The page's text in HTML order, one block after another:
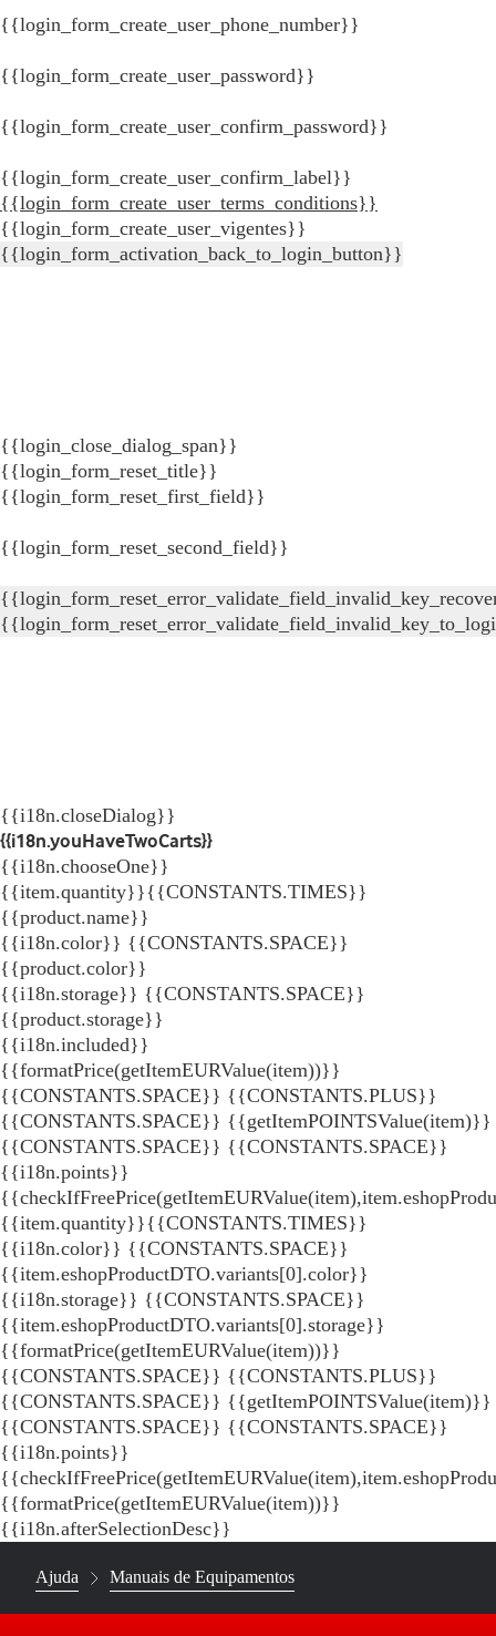
{{login_form_create_user_phone_number}}
{{login_form_create_user_password}}
{{login_form_create_user_confirm_password}}
{{login_form_create_user_confirm_label}}
{{login_form_create_user_terms_conditions}}
{{login_form_create_user_vigentes}}
{{login_form_activation_back_to_login_button}}
{{login_close_dialog_span}}
{{login_form_reset_title}}
{{login_form_reset_first_field}}
{{login_form_reset_second_field}}
{{i18n.closeDialog}}
{{i18n.youHaveTwoCarts}}
{{i18n.chooseOne}}
{{item.quantity}}{{CONSTANTS.TIMES}}
{{product.name}}
{{i18n.color}} {{CONSTANTS.SPACE}}
{{product.color}}
{{i18n.storage}} {{CONSTANTS.SPACE}}
{{product.storage}}
{{i18n.included}}
{{formatPrice(getItemEURValue(item))}}
{{CONSTANTS.SPACE}} {{CONSTANTS.PLUS}}
{{CONSTANTS.SPACE}} {{getItemPOINTSValue(item)}}
{{CONSTANTS.SPACE}} {{CONSTANTS.SPACE}}
{{i18n.points}}
{{item.quantity}}{{CONSTANTS.TIMES}}
{{i18n.color}} {{CONSTANTS.SPACE}}
{{item.eshopProductDTO.variants[0].color}}
{{i18n.storage}} {{CONSTANTS.SPACE}}
{{item.eshopProductDTO.variants[0].storage}}
{{formatPrice(getItemEURValue(item))}}
{{CONSTANTS.SPACE}} {{CONSTANTS.PLUS}}
{{CONSTANTS.SPACE}} {{getItemPOINTSValue(item)}}
{{CONSTANTS.SPACE}} {{CONSTANTS.SPACE}}
{{i18n.points}}
{{formatPrice(getItemEURValue(item))}}
{{i18n.afterSelectionDesc}}
Ajuda Manuais de Equipamentos